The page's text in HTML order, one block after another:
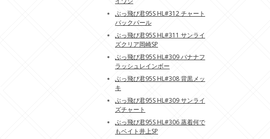
ぶっ飛び君95S HL#312 チャート
バックパール
ぶっ飛び君95S HL#311 サンライ
ズクリア岡崎SP
ぶっ飛び君95S HL#309 バナナフ
ラッシュレインボー
ぶっ飛び君95S HL#308 背黒メッ
キ
ぶっ飛び君95S HL#309 サンライ
ズチャート
ぶっ飛び君95S HL#306 蒸着何で
もベイト井上SP